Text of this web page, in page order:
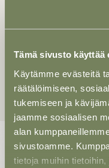
Tämä sivusto käyttää
Käytämme evästeitä
räätälöimiseen,
tukemiseen ja
jaamme sosiaalisen
alan
sivustoamme.
tietoja muihin
Yritysjärjestelyt